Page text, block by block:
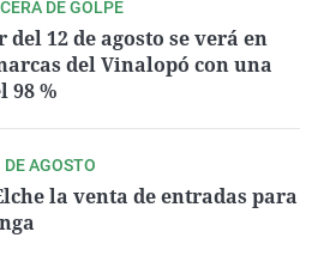
DE GOLPE
del 12 de agosto se verá en
del Vinalopó con una
98 %
AGOSTO
la venta de entradas para